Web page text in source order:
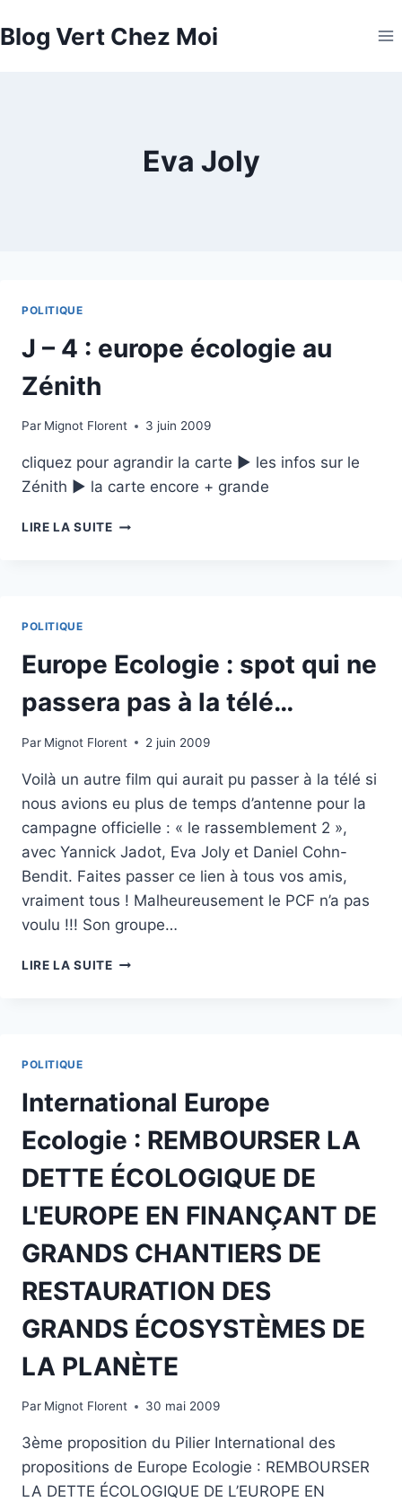
au
Blog Vert Chez Moi
Eva Joly
POLITIQUE
J – 4 : europe écologie au
Zénith
Par Mignot Florent 3 juin 2009
cliquez pour agrandir la carte ► les infos sur le
Zénith ► la carte encore + grande
LIRE LA SUITEJ
ZÉNITH
POLITIQUE
Europe Ecologie : spot qui ne
passera pas à la télé…
Par Mignot Florent 2 juin 2009
Voilà un autre film qui aurait pu passer à la télé si
nous avions eu plus de temps d’antenne pour la
campagne officielle : « le rassemblement 2 »,
avec Yannick Jadot, Eva Joly et Daniel Cohn-
Bendit. Faites passer ce lien à tous vos amis,
vraiment tous ! Malheureusement le PCF n’a pas
voulu !!! Son groupe…
LIRE LA SUITEEUROPE
PAS
À
TÉLÉ…
POLITIQUE
International Europe
Ecologie : REMBOURSER LA
DETTE ÉCOLOGIQUE DE
L'EUROPE EN FINANÇANT DE
GRANDS CHANTIERS DE
RESTAURATION DES
GRANDS ÉCOSYSTÈMES DE
LA PLANÈTE
Par Mignot Florent 30 mai 2009
3ème proposition du Pilier International des
propositions de Europe Ecologie : REMBOURSER
LA DETTE ÉCOLOGIQUE DE L’EUROPE EN